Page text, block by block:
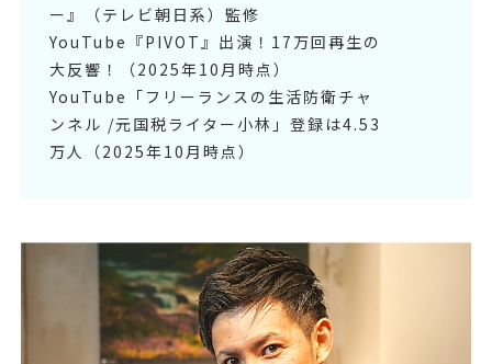
ー』（テレビ朝日系）監修
YouTube『PIVOT』出演！17万回再生の
大反響！（2025年10月時点）
YouTube「フリーランスの生活防衛チャ
ンネル /元国税ライター小林」登録は4.53
万人（2025年10月時点）